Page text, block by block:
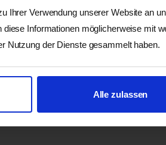
Ihrer Verwendung unserer Website an
Informationen möglicherweise mit
Nutzung der Dienste gesammelt haben.
Alle zulassen
Wochenende)